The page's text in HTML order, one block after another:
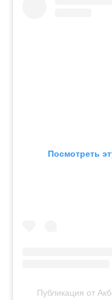
Посмотреть
Публикация от